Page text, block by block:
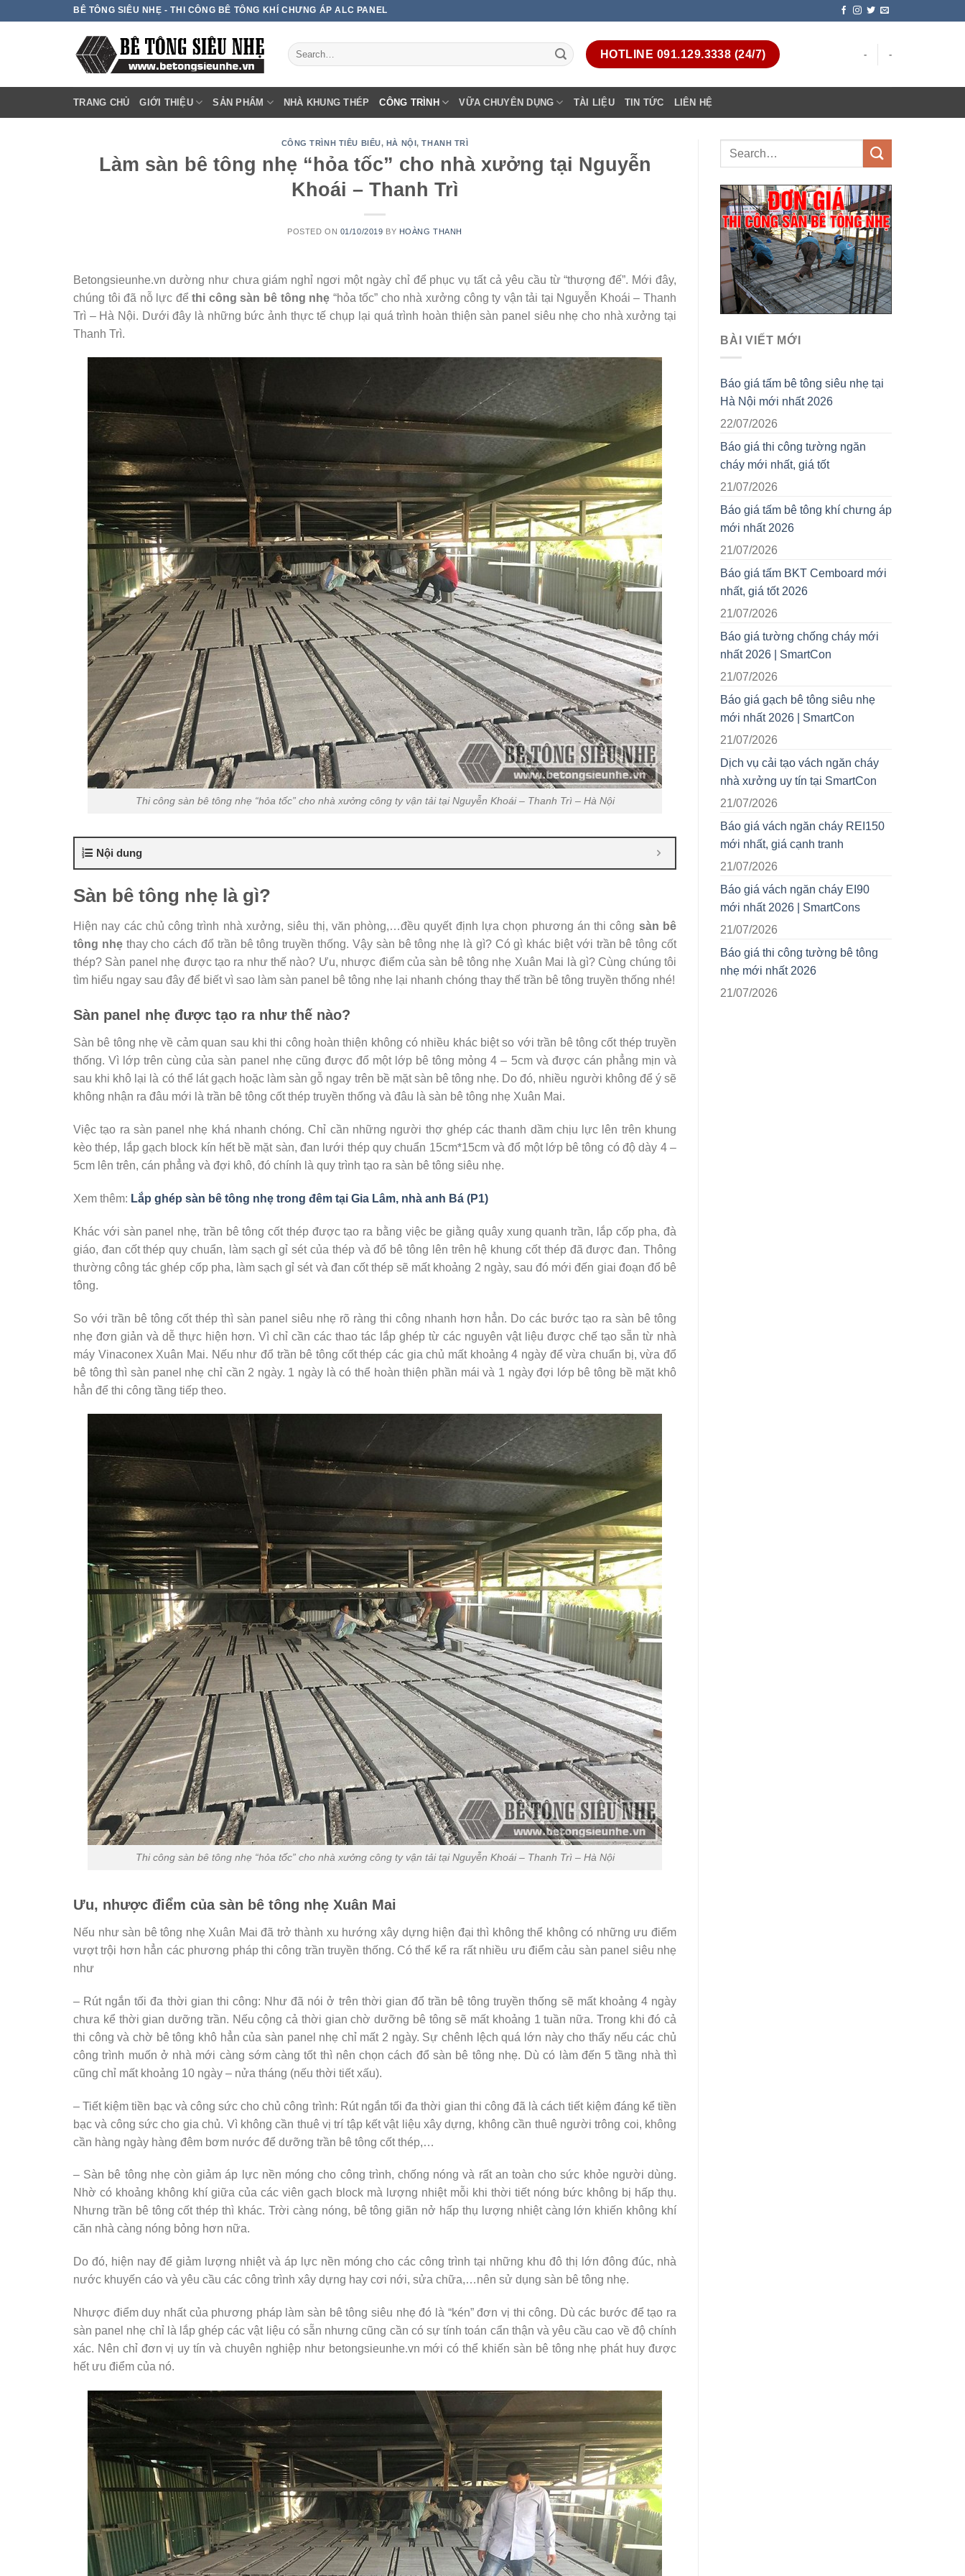
BÊ TÔNG SIÊU NHẸ - THI CÔNG BÊ TÔNG KHÍ CHƯNG ÁP ALC PANEL
HOTLINE 091.129.3338 (24/7) - -
TRANG CHỦ GIỚI THIỆU SẢN PHẨM NHÀ KHUNG THÉP CÔNG TRÌNH VỮA CHUYÊN DỤNG TÀI LIỆU TIN TỨC LIÊN HỆ
CÔNG TRÌNH TIÊU BIỂU, HÀ NỘI,THANH TRÌ
Làm sàn bê tông nhẹ “hỏa tốc” cho nhà xưởng tại Nguyễn
Khoái – Thanh Trì
POSTED ON 01/10/2019 BY HOÀNG THANH
Betongsieunhe.vn dường như chưa giám nghỉ ngơi một ngày chỉ để phục vụ tất cả yêu cầu từ “thượng đế”. Mới đây,
chúng tôi đã nỗ lực đểthi công sàn bê tông nhẹ “hỏa tốc” cho nhà xưởng công ty vận tải tại Nguyễn Khoái – Thanh
Trì – Hà Nội. Dưới đây là những bức ảnh thực tế chụp lại quá trình hoàn thiện sàn panel siêu nhẹ cho nhà xưởng tại
Thanh Trì.
Thi công sàn bê tông nhẹ “hỏa tốc” cho nhà xưởng công ty vận tải tại Nguyễn Khoái – Thanh Trì – Hà Nội
Nội dung
Sàn bê tông nhẹ là gì?
Hiện nay các chủ công trình nhà xưởng, siêu thị, văn phòng,…đều quyết định lựa chọn phương án thi công sàn bê
tông nhẹthay cho cách đổ trần bê tông truyền thống. Vậy sàn bê tông nhẹ là gì? Có gì khác biệt với trần bê tông cốt
thép? Sàn panel nhẹ được tạo ra như thế nào? Ưu, nhược điểm của sàn bê tông nhẹ Xuân Mai là gì? Cùng chúng tôi
tìm hiểu ngay sau đây để biết vì sao làm sàn panel bê tông nhẹ lại nhanh chóng thay thế trần bê tông truyền thống nhé!
Sàn panel nhẹ được tạo ra như thế nào?
Sàn bê tông nhẹ về cảm quan sau khi thi công hoàn thiện không có nhiều khác biệt so với trần bê tông cốt thép truyền
thống. Vì lớp trên cùng của sàn panel nhẹ cũng được đổ một lớp bê tông mỏng 4 – 5cm và được cán phẳng mịn và
sau khi khô lại là có thể lát gạch hoặc làm sàn gỗ ngay trên bề mặt sàn bê tông nhẹ. Do đó, nhiều người không để ý sẽ
không nhận ra đâu mới là trần bê tông cốt thép truyền thống và đâu là sàn bê tông nhẹ Xuân Mai.
Việc tạo ra sàn panel nhẹ khá nhanh chóng. Chỉ cần những người thợ ghép các thanh dầm chịu lực lên trên khung
kèo thép, lắp gạch block kín hết bề mặt sàn, đan lưới thép quy chuẩn 15cm*15cm và đổ một lớp bê tông có độ dày 4 –
5cm lên trên, cán phẳng và đợi khô, đó chính là quy trình tạo ra sàn bê tông siêu nhẹ.
Xem thêm: Lắp ghép sàn bê tông nhẹ trong đêm tại Gia Lâm, nhà anh Bá (P1)
Khác với sàn panel nhẹ, trần bê tông cốt thép được tạo ra bằng việc be giằng quây xung quanh trần, lắp cốp pha, đà
giáo, đan cốt thép quy chuẩn, làm sạch gỉ sét của thép và đổ bê tông lên trên hệ khung cốt thép đã được đan. Thông
thường công tác ghép cốp pha, làm sạch gỉ sét và đan cốt thép sẽ mất khoảng 2 ngày, sau đó mới đến giai đoạn đổ bê
tông.
So với trần bê tông cốt thép thì sàn panel siêu nhẹ rõ ràng thi công nhanh hơn hẳn. Do các bước tạo ra sàn bê tông
nhẹ đơn giản và dễ thực hiện hơn. Vì chỉ cần các thao tác lắp ghép từ các nguyên vật liệu được chế tạo sẵn từ nhà
máy Vinaconex Xuân Mai. Nếu như đổ trần bê tông cốt thép các gia chủ mất khoảng 4 ngày để vừa chuẩn bị, vừa đổ
bê tông thì sàn panel nhẹ chỉ cần 2 ngày. 1 ngày là có thể hoàn thiện phần mái và 1 ngày đợi lớp bê tông bề mặt khô
hẳn để thi công tầng tiếp theo.
Thi công sàn bê tông nhẹ “hỏa tốc” cho nhà xưởng công ty vận tải tại Nguyễn Khoái – Thanh Trì – Hà Nội
Ưu, nhược điểm của sàn bê tông nhẹ Xuân Mai
Nếu như sàn bê tông nhẹ Xuân Mai đã trở thành xu hướng xây dựng hiện đại thì không thể không có những ưu điểm
vượt trội hơn hẳn các phương pháp thi công trần truyền thống. Có thể kể ra rất nhiều ưu điểm cảu sàn panel siêu nhẹ
như
– Rút ngắn tối đa thời gian thi công: Như đã nói ở trên thời gian đổ trần bê tông truyền thống sẽ mất khoảng 4 ngày
chưa kể thời gian dưỡng trần. Nếu cộng cả thời gian chờ dưỡng bê tông sẽ mất khoảng 1 tuần nữa. Trong khi đó cả
thi công và chờ bê tông khô hẳn của sàn panel nhẹ chỉ mất 2 ngày. Sự chênh lệch quá lớn này cho thấy nếu các chủ
công trình muốn ở nhà mới càng sớm càng tốt thì nên chọn cách đổ sàn bê tông nhẹ. Dù có làm đến 5 tầng nhà thì
cũng chỉ mất khoảng 10 ngày – nửa tháng (nếu thời tiết xấu).
– Tiết kiệm tiền bạc và công sức cho chủ công trình: Rút ngắn tối đa thời gian thi công đã là cách tiết kiệm đáng kể tiền
bạc và công sức cho gia chủ. Vì không cần thuê vị trí tập kết vật liệu xây dựng, không cần thuê người trông coi, không
cần hàng ngày hàng đêm bơm nước để dưỡng trần bê tông cốt thép,…
– Sàn bê tông nhẹ còn giảm áp lực nền móng cho công trình, chống nóng và rất an toàn cho sức khỏe người dùng.
Nhờ có khoảng không khí giữa của các viên gạch block mà lượng nhiệt mỗi khi thời tiết nóng bức không bị hấp thụ.
Nhưng trần bê tông cốt thép thì khác. Trời càng nóng, bê tông giãn nở hấp thụ lượng nhiệt càng lớn khiến không khí
căn nhà càng nóng bỏng hơn nữa.
Do đó, hiện nay để giảm lượng nhiệt và áp lực nền móng cho các công trình tại những khu đô thị lớn đông đúc, nhà
nước khuyến cáo và yêu cầu các công trình xây dựng hay cơi nới, sửa chữa,…nên sử dụng sàn bê tông nhẹ.
Nhược điểm duy nhất của phương pháp làm sàn bê tông siêu nhẹ đó là “kén” đơn vị thi công. Dù các bước để tạo ra
sàn panel nhẹ chỉ là lắp ghép các vật liệu có sẵn nhưng cũng cần có sự tính toán cẩn thận và yêu cầu cao về độ chính
xác. Nên chỉ đơn vị uy tín và chuyên nghiệp như betongsieunhe.vn mới có thể khiến sàn bê tông nhẹ phát huy được
hết ưu điểm của nó.
BÀI VIẾT MỚI
Báo giá tấm bê tông siêu nhẹ tại
Hà Nội mới nhất 2026
22/07/2026
Báo giá thi công tường ngăn
cháy mới nhất, giá tốt
21/07/2026
Báo giá tấm bê tông khí chưng áp
mới nhất 2026
21/07/2026
Báo giá tấm BKT Cemboard mới
nhất, giá tốt 2026
21/07/2026
Báo giá tường chống cháy mới
nhất 2026 | SmartCon
21/07/2026
Báo giá gạch bê tông siêu nhẹ
mới nhất 2026 | SmartCon
21/07/2026
Dịch vụ cải tạo vách ngăn cháy
nhà xưởng uy tín tại SmartCon
21/07/2026
Báo giá vách ngăn cháy REI150
mới nhất, giá cạnh tranh
21/07/2026
Báo giá vách ngăn cháy EI90
mới nhất 2026 | SmartCons
21/07/2026
Báo giá thi công tường bê tông
nhẹ mới nhất 2026
21/07/2026